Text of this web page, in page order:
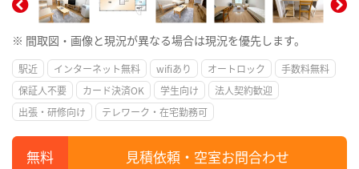
※ 間取図・画像と現況が異なる場合は現況を優先します。
駅近 インターネット無料 wifiあり オートロック
手数料無料
保証人不要
カード決済OK 学生向け
法人契約歓迎
出張・研修向け
テレワーク・在宅勤務可
見積依頼・空室お問合わせ